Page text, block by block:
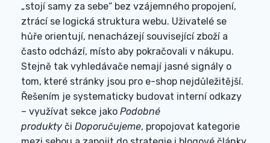
„stojí samy za sebe“ bez vzájemného propojení,
ztrácí se logická struktura webu. Uživatelé se
hůře orientují, nenacházejí související zboží a
často odchází, místo aby pokračovali v nákupu.
Stejně tak vyhledávače nemají jasné signály o
tom, které stránky jsou pro e-shop nejdůležitější.
Řešením je systematicky budovat interní odkazy
– využívat sekce jako Podobné
produkty či Doporučujeme, propojovat kategorie